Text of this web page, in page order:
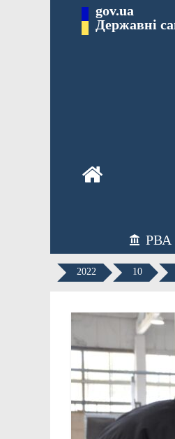
Перейти gov.ua
Державні
РВА
2022 10